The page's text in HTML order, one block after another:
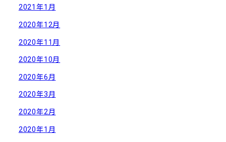
2021年1月
2020年12月
2020年11月
2020年10月
2020年6月
2020年3月
2020年2月
2020年1月